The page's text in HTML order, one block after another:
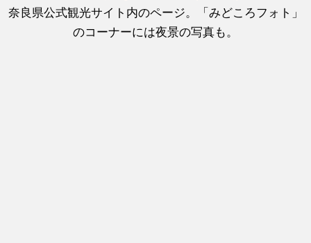
奈良県公式観光サイト内のページ。「みどころフォト」
のコーナーには夜景の写真も。